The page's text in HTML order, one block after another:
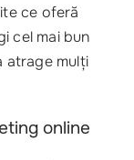
ce oferă
cel mai bun
atrage mulți
online